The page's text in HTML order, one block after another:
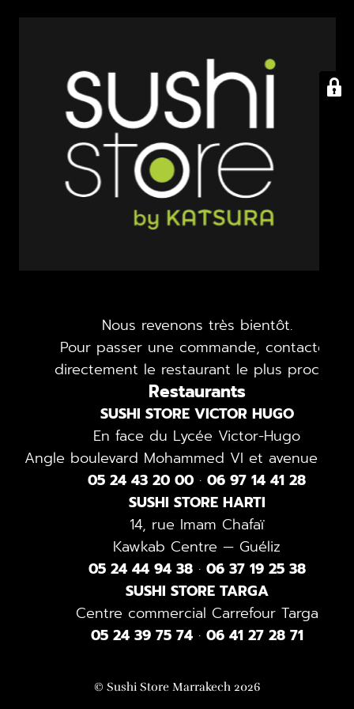
Nous revenons très bientôt.
Pour passer une commande, contactez
directement le restaurant le plus proche.
Restaurants
SUSHI STORE VICTOR HUGO
En face du Lycée Victor-Hugo
Angle boulevard Mohammed VI et avenue 4-
05 24 43 20 00 · 06 97 14 41 28
SUSHI STORE HARTI
14, rue Imam Chafaï
Kawkab Centre — Guéliz
05 24 44 94 38· 06 37 19 25 38
SUSHI STORE TARGA
Centre commercial Carrefour Targa
05 24 39 75 74· 06 41 27 28 71
© Sushi Store Marrakech 2026